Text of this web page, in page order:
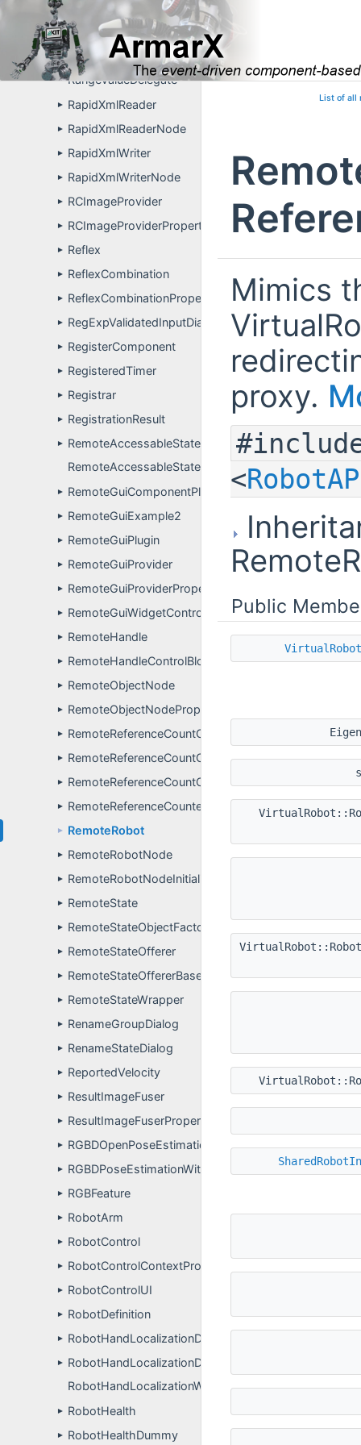
► Quaternion
► QuaternionWidget
►
RampedAccelerationVelocityControllerConfiguration
RangeValueDelegate
► RapidXmlReader
► RapidXmlReaderNode
► RapidXmlWriter
► RapidXmlWriterNode
► RCImageProvider
► RCImageProviderPropertyDefinitions
► Reflex
► ReflexCombination
► ReflexCombinationPropertyDefinitions
► RegExpValidatedInputDialog
► RegisterComponent
► RegisteredTimer
► Registrar
► RegistrationResult
►
RemoteAccessableState
RemoteAccessableStateApp
► RemoteGuiComponentPluginUser
► RemoteGuiExample2
► RemoteGuiPlugin
► RemoteGuiProvider
► RemoteGuiProviderPropertyDefinitions
► RemoteGuiWidgetController
► RemoteHandle
► RemoteHandleControlBlock
► RemoteObjectNode
► RemoteObjectNodePropertyDefinitions
► RemoteReferenceCountControlBlock
► RemoteReferenceCountControlBlock< FunctionType,
► RemoteReferenceCountControlBlockManager
► RemoteReferenceCounter
► RemoteRobot
► RemoteRobotNode
► RemoteRobotNodeInitializer
► RemoteState
► RemoteStateObjectFactory
► RemoteStateOfferer
► RemoteStateOffererBase
► RemoteStateWrapper
► RenameGroupDialog
► RenameStateDialog
► ReportedVelocity
► ResultImageFuser
► ResultImageFuserPropertyDefinitions
► RGBDOpenPoseEstimationComponentPluginUser
► RGBDPoseEstimationWithMemoryWriter
► RGBFeature
► RobotArm
► RobotControl
► RobotControlContextProperties
► RobotControlUI
► RobotDefinition
► RobotHandLocalizationDynamicSimulation
►
RobotHandLocalizationWithFingertipsApp
► RobotHealth
► RobotHealthDummy
List of all
Mimics
proxy.
<
Public